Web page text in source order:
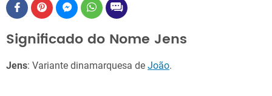
Significado do Nome Jens
Jens: Variante dinamarquesa de João.